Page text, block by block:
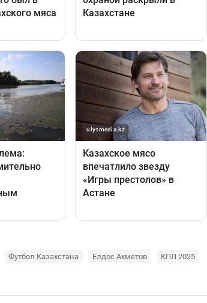
Футбол Казахстана Елдос Ахметов
КПЛ 2025